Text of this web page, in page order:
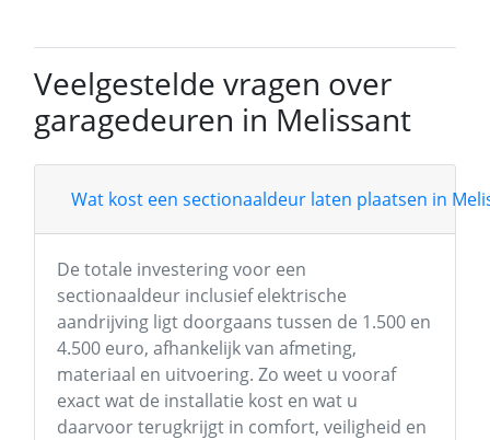
Veelgestelde vragen over
garagedeuren in Melissant
Wat kost een sectionaaldeur laten plaatsen in
De totale investering voor een
sectionaaldeur inclusief elektrische
aandrijving ligt doorgaans tussen de 1.500 en
4.500 euro, afhankelijk van afmeting,
materiaal en uitvoering. Zo weet u vooraf
exact wat de installatie kost en wat u
daarvoor terugkrijgt in comfort, veiligheid en